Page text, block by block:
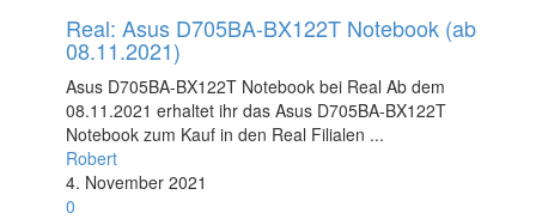
Real: Asus D705BA-BX122T Notebook (ab
08.11.2021)
Asus D705BA-BX122T Notebook bei Real Ab dem
08.11.2021 erhaltet ihr das Asus D705BA-BX122T
Notebook zum Kauf in den Real Filialen ...
Robert
4. November 2021
0